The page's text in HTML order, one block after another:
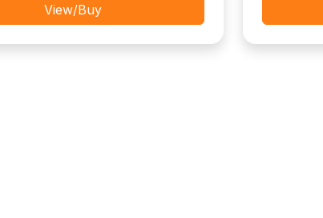
View/Buy